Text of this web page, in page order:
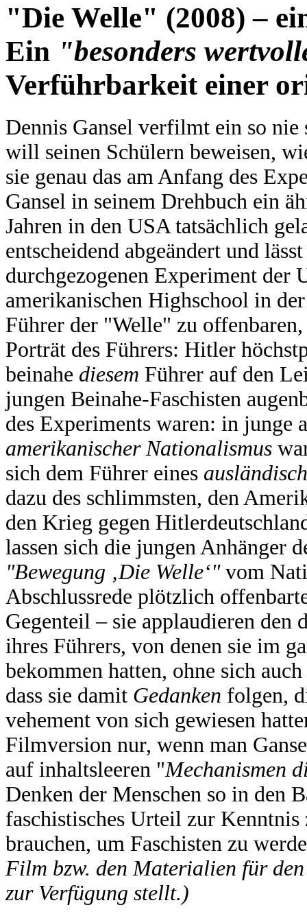
"Die Welle" (2008) –
Ein "besonders
Verführbarkeit einer
Dennis Gansel verfilmt ein so
will seinen Schülern beweisen,
sie genau das am Anfang des
Gansel in seinem Drehbuch ein
Jahren in den USA tatsächlich
entscheidend abgeändert und
durchgezogenen Experiment der
amerikanischen Highschool in
Führer der "Welle" zu
Porträt des Führers: Hitler
beinahe diesem Führer auf den
jungen Beinahe-Faschisten
des Experiments waren: in junge
amerikanischer Nationalismus
sich dem Führer eines
dazu des schlimmsten, den
den Krieg gegen
lassen sich die jungen Anhänger
"Bewegung ‚Die Welle‘"vom
Abschlussrede plötzlich
Gegenteil – sie applaudieren den
ihres Führers, von denen sie im
bekommen hatten, ohne sich
dass sie damit Gedanken folgen,
vehement von sich gewiesen
Filmversion nur, wenn man
auf inhaltsleeren "Mechanismen
Denken der Menschen so in den
faschistisches Urteil zur
brauchen, um Faschisten zu
Film bzw. den Materialien für
zur Verfügung stellt.)